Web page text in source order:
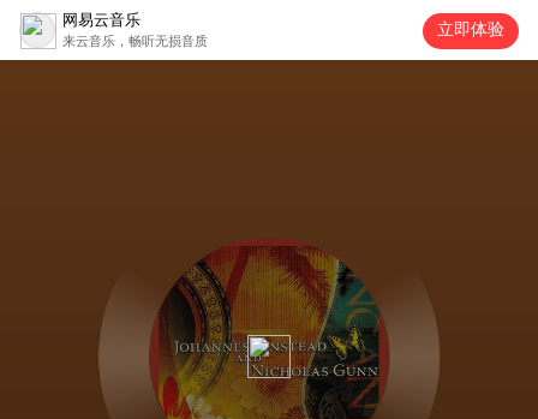
网易云音乐
来云音乐，畅听无损音质
立即体验